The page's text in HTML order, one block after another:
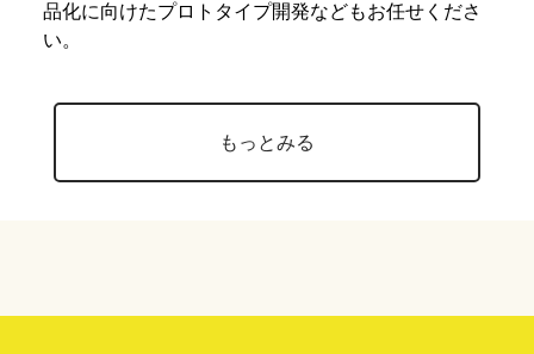
品化に向けたプロトタイプ開発などもお任せくださ
い。
もっとみる